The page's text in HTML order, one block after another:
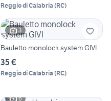
Reggio di Calabria (RC)
3
Bauletto monolock system GIVI
35 €
Reggio di Calabria (RC)
6